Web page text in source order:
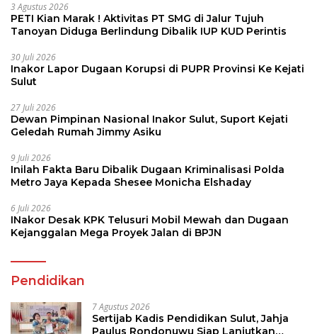
3 Agustus 2026
PETI Kian Marak ! Aktivitas PT SMG di Jalur Tujuh
Tanoyan Diduga Berlindung Dibalik IUP KUD Perintis
30 Juli 2026
Inakor Lapor Dugaan Korupsi di PUPR Provinsi Ke Kejati
Sulut
27 Juli 2026
Dewan Pimpinan Nasional Inakor Sulut, Suport Kejati
Geledah Rumah Jimmy Asiku
9 Juli 2026
Inilah Fakta Baru Dibalik Dugaan Kriminalisasi Polda
Metro Jaya Kepada Shesee Monicha Elshaday
6 Juli 2026
INakor Desak KPK Telusuri Mobil Mewah dan Dugaan
Kejanggalan Mega Proyek Jalan di BPJN
Pendidikan
7 Agustus 2026
Sertijab Kadis Pendidikan Sulut, Jahja
Paulus Rondonuwu Siap Lanjutkan